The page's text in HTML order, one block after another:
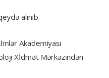
alınıb.
Akademiyası
Xİdmət Mərkəzindən